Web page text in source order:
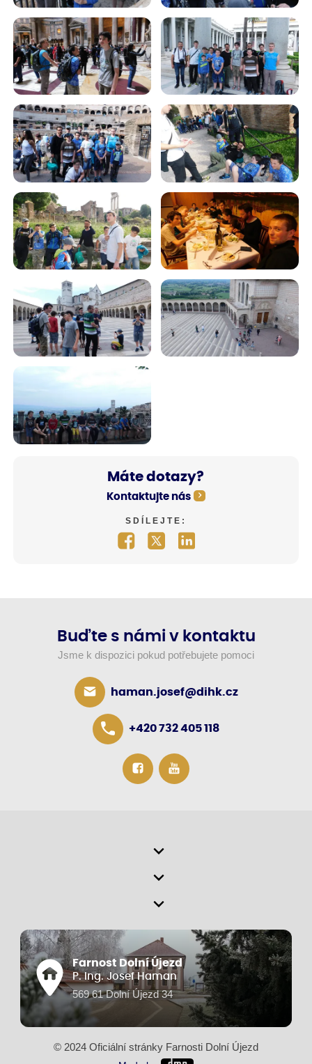
Máte dotazy?
Kontaktujte nás
SDÍLEJTE:
Buďte s námi v kontaktu
Jsme k dispozici pokud potřebujete pomoci
haman.josef@dihk.cz
+420 732 405 118
Farnost Dolní Újezd
P. Ing. Josef Haman
569 61 Dolní Újezd 34
© 2024 Oficiální stránky Farnosti Dolní Újezd